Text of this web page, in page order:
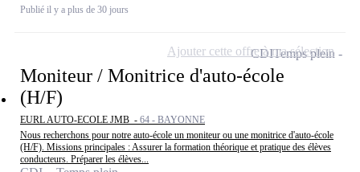
Publié il y a plus de 30 jours
Moniteur / Monitrice d'auto-école
(H/F)
EURL AUTO-ECOLE JMB - 64 - BAYONNE
Nous recherchons pour notre auto-école un moniteur ou une monitrice d'auto-école
(H/F). Missions principales : Assurer la formation théorique et pratique des élèves
conducteurs. Préparer les élèves...
CDITemps plein
Ajouter cette offre à ma sélection